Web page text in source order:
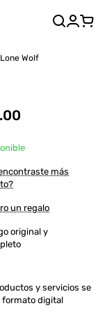
Wolf
más
un regalo
original y
y servicios se
formato digital